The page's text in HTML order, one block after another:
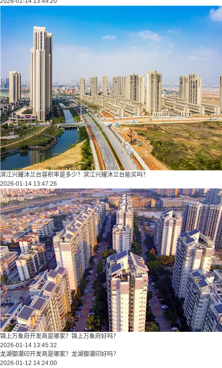
滨江兴耀沐兰台容积率是多少？滨江兴耀沐兰台能买吗？
2026-01-14 13:47:26
锦上万象府开发商是哪家？锦上万象府好吗？
2026-01-14 13:45:32
龙湖御潮印开发商是哪家？龙湖御潮印好吗？
2026-01-12 14:24:00